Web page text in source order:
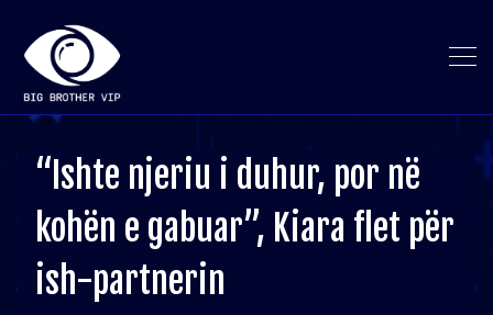
“Ishte njeriu i duhur, por në
kohën e gabuar”, Kiara flet për
ish-partnerin